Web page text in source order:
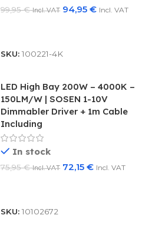
99,95€ Incl. VAT 94,95€ Incl. VAT
SKU:100221-4K
LED High Bay 200W – 4000K –
150LM/W | SOSEN 1-10V
Dimmabler Driver + 1m Cable
Including
In stock
75,95€ Incl. VAT 72,15€ Incl. VAT
SKU:10102672